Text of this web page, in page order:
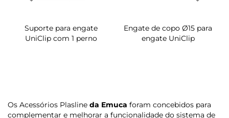
Suporte para engate
UniClip com 1 perno
Engate de copo Ø15 para
engate UniClip
Os Acessórios Plasline da Emuca foram concebidos para
complementar e melhorar a funcionalidade do sistema de